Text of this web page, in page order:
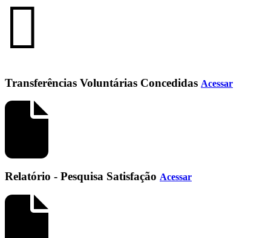
Transferências Voluntárias Concedidas Acessar
Relatório - Pesquisa Satisfação Acessar